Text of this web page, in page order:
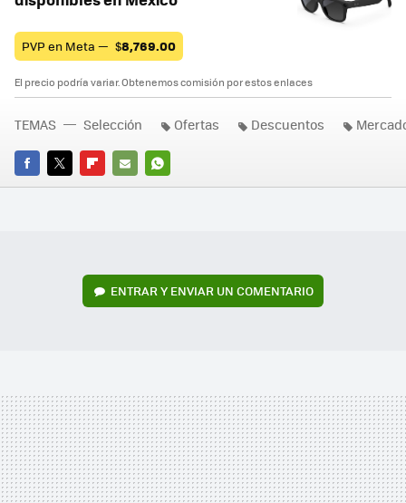
PVP en Meta — $8,769.00
El precio podría variar. Obtenemos comisión por estos enlaces
FACEBOOK
TWITTERFLIPBOARD
E-
WHATSAPP
TEMAS Selección Ofertas Descuentos
ENTRAR Y ENVIAR UN COMENTARIO